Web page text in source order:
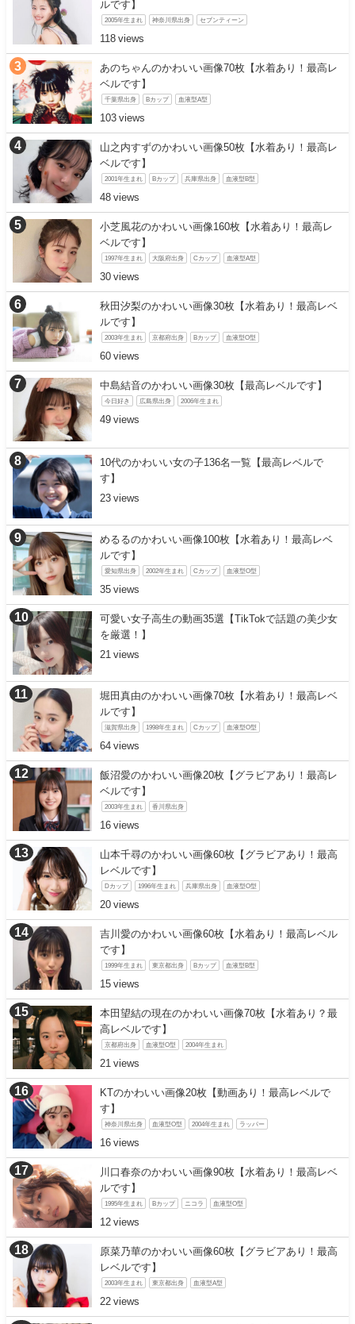
ルです】
2005年生まれ 神奈川県出身 セブンティーン
118
あのちゃんのかわいい画像70枚【水着あり！最高レ
ベルです】
千葉県出身 Bカップ 血液型A型
103
山之内すずのかわいい画像50枚【水着あり！最高レ
ベルです】
2001年生まれ Bカップ 兵庫県出身 血液型B型
48
小芝風花のかわいい画像160枚【水着あり！最高レ
ベルです】
1997年生まれ 大阪府出身 Cカップ 血液型A型
30
秋田汐梨のかわいい画像30枚【水着あり！最高レベ
ルです】
2003年生まれ 京都府出身 Bカップ 血液型O型
60
中島結音のかわいい画像30枚【最高レベルです】
今日好き 広島県出身 2006年生まれ
49
10代のかわいい女の子136名一覧【最高レベルで
す】
23
めるるのかわいい画像100枚【水着あり！最高レベ
ルです】
愛知県出身 2002年生まれ Cカップ 血液型O型
35
可愛い女子高生の動画35選【TikTokで話題の美少女
を厳選！】
21
堀田真由のかわいい画像70枚【水着あり！最高レベ
ルです】
滋賀県出身 1998年生まれ Cカップ 血液型O型
64
飯沼愛のかわいい画像20枚【グラビアあり！最高レ
ベルです】
2003年生まれ 香川県出身
16
山本千尋のかわいい画像60枚【グラビアあり！最高
レベルです】
Dカップ 1996年生まれ 兵庫県出身 血液型O型
20
吉川愛のかわいい画像60枚【水着あり！最高レベル
です】
1999年生まれ 東京都出身 Bカップ 血液型B型
15
本田望結の現在のかわいい画像70枚【水着あり？最
高レベルです】
京都府出身 血液型O型 2004年生まれ
21
KTのかわいい画像20枚【動画あり！最高レベルで
す】
神奈川県出身 血液型O型 2004年生まれ ラッパー
16
川口春奈のかわいい画像90枚【水着あり！最高レベ
ルです】
1995年生まれ Bカップ ニコラ 血液型O型
12
原菜乃華のかわいい画像60枚【グラビアあり！最高
レベルです】
2003年生まれ 東京都出身 血液型A型
22